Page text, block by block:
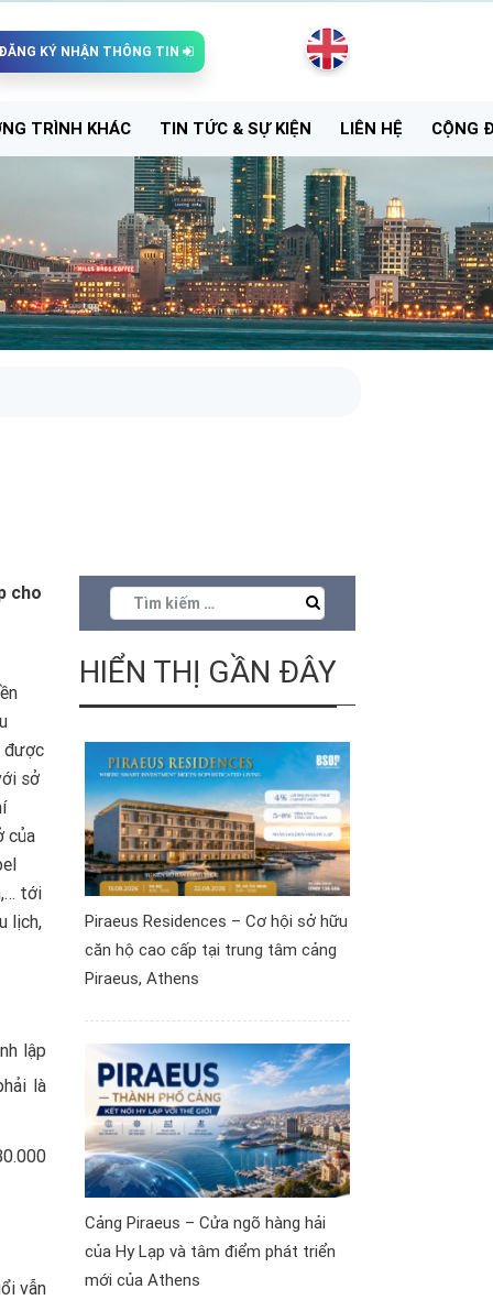
ĐĂNG KÝ NHẬN THÔNG TIN
TRÌNH KHÁC TIN TỨC & SỰ KIỆN LIÊN HỆ CỘNG
cho
được
sở
của
tới
lịch,
lập
là
vẫn
HIỂN THỊ GẦN ĐÂY
Piraeus Residences – Cơ hội sở hữu
căn hộ cao cấp tại trung tâm cảng
Piraeus, Athens
Cảng Piraeus – Cửa ngõ hàng hải
của Hy Lạp và tâm điểm phát triển
mới của Athens